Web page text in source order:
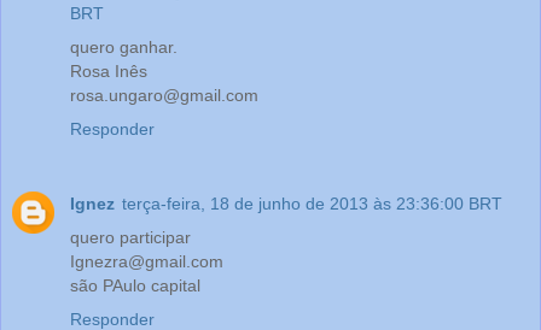
BRT
quero ganhar.
Rosa Inês
rosa.ungaro@gmail.com
Responder
Ignez terça-feira, 18 de junho de 2013 às 23:36:00 BRT
quero participar
Ignezra@gmail.com
são PAulo capital
Responder